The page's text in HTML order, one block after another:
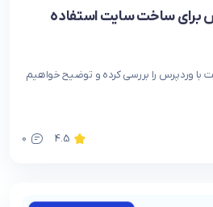
برای ساخت سایت استفاده
با وردپرس را بررسی کرده و توضیح خواهیم
4.5
0